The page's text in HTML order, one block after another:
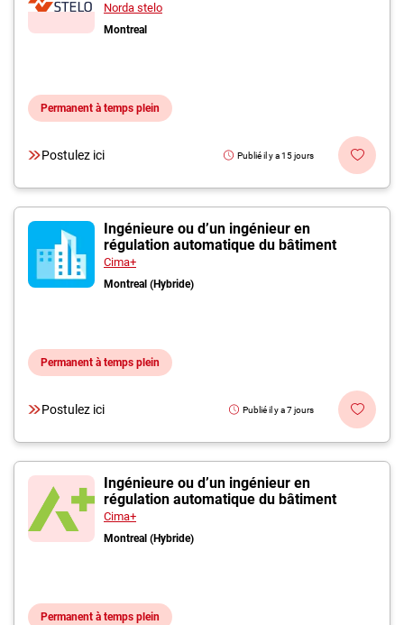
Norda stelo
Montreal
Permanent à temps plein
Postulez ici Publié il y a 15 jours
Ingénieure ou d’un ingénieur en
régulation automatique du bâtiment
Cima+
Montreal (Hybride)
Permanent à temps plein
Postulez ici Publié il y a 7 jours
Ingénieure ou d’un ingénieur en
régulation automatique du bâtiment
Cima+
Montreal (Hybride)
Permanent à temps plein